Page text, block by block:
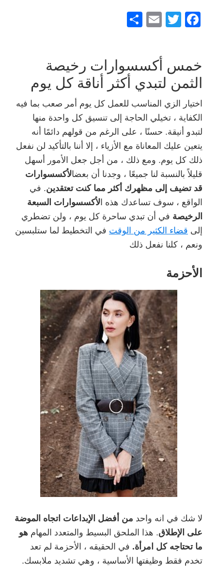
F
e
b
o
o
k
T
er
E
خمس أكسسوارات رخيصة
الثمن لتبدي أكثر أناقة كل يوم
اختيار الزي المناسب للعمل كل يوم أمر صعب بما فيه
الكفاية ، تخيلي الحاجة إلى تنسيق كل واحدة منها
لتبدو أنيقة. حسنًا ، على الرغم من قولهم دائمًا أنه
يتعين عليك المعاناة مع الأزياء ، إلا أننا بالتأكيد لن نفعل
ذلك كل يوم. ومع ذلك ، من أجل جعل الأمور أسهل
قليلاً بالنسبة لنا جميعًا ، وجدنا أن بعضالأكسسوارات
قد تضيف إلى مظهرك أكثر مما كنت تعتقدين. في
الواقع ، سوف تساعدك هذه ا لأكسسوارات السبعة
الرخيصة في أن تبدي ساحرة كل يوم ، ولن تضطري
إلى قضاء الكثير من الوقت في التخطيط لما ستلبسين
ونعم ، كلنا نفعل ذلك
الأحزمة
لا شك في انه واحد من أفضل الإبداعات اتجاه الموضة
على الإطلاق. هذا الملحق البسيط والمتعدد المهام هو
ما تحتاجه كل امرأة. في الحقيقه ، الأحزمة لم تعد
تخدم فقط وظيفتها الأساسية ، وهي تشديد ملابسك.